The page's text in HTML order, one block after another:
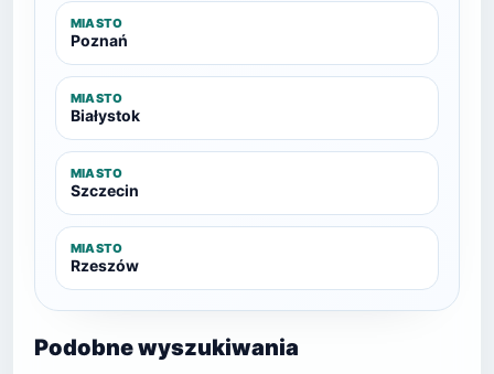
MIASTO
Poznań
MIASTO
Białystok
MIASTO
Szczecin
MIASTO
Rzeszów
Podobne wyszukiwania